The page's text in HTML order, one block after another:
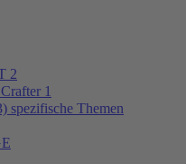
2
1
Themen